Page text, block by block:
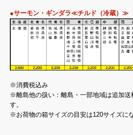
●サーモン・ギンダラ≪チルド（冷蔵）≫
※消費税込み
※離島他の扱い：離島・一部地域は追加送
す。
※お荷物の箱サイズの目安は120サイズに